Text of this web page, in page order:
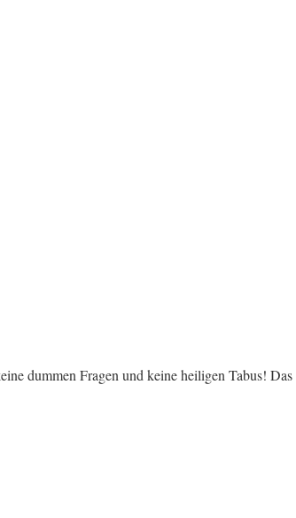
dummen Fragen und keine heiligen Tabus!